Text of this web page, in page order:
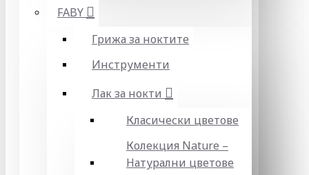
FABY
Грижа за ноктите
Инструменти
Лак за нокти
Класически цветове
Колекция Nature –
Натурални цветове